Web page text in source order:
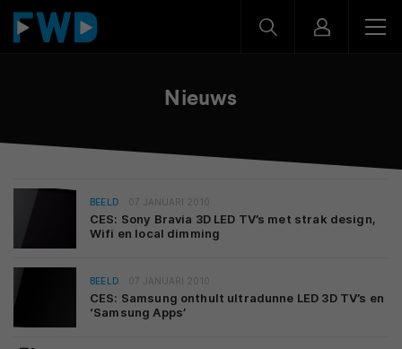
Nieuws
BEELD 07 JANUARI 2010
CES: Sony Bravia 3D LED TV’s met strak design,
Wifi en local dimming
BEELD 07 JANUARI 2010
CES: Samsung onthult ultradunne LED 3D TV’s en
‘Samsung Apps’